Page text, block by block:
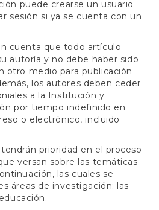
puede crearse un usuario
sesión si ya se cuenta con un
cuenta que todo artículo
autoría y no debe haber sido
otro medio para publicación
los autores deben ceder
a la Institución y
por tiempo indefinido en
o electrónico, incluido
prioridad en el proceso
versan sobre las temáticas
las cuales se
áreas de investigación: las